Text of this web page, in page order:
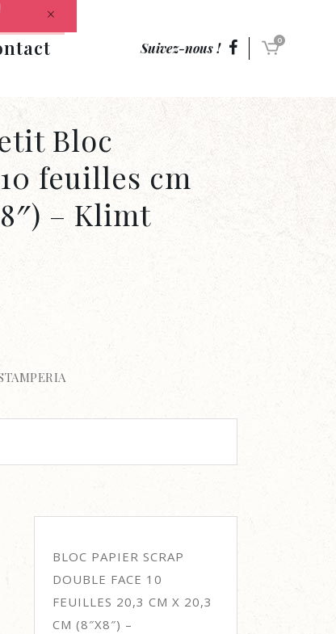
Suivez-nous ! 0
Bloc
feuilles cm
– Klimt
BLOC PAPIER SCRAP
DOUBLE FACE 10
FEUILLES 20,3 CM X 20,3
CM (8″X8″) –